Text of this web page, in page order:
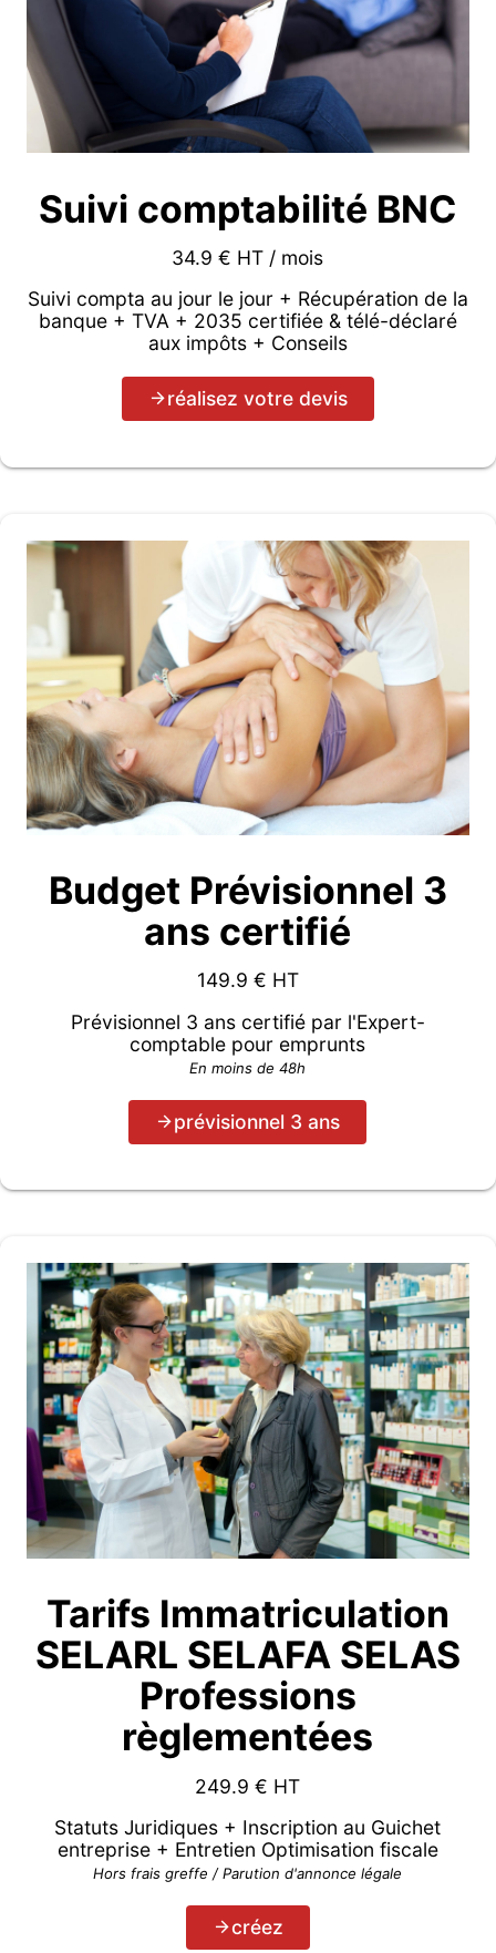
Suivi comptabilité BNC
34.9 € HT / mois
Suivi compta au jour le jour + Récupération de la
banque + TVA + 2035 certifiée & télé-déclaré
aux impôts + Conseils
réalisez votre devis
Budget Prévisionnel 3
ans certifié
149.9 € HT
Prévisionnel 3 ans certifié par l'Expert-
comptable pour emprunts
En moins de 48h
prévisionnel 3 ans
Tarifs Immatriculation
SELARL SELAFA SELAS
Professions
règlementées
249.9 € HT
Statuts Juridiques + Inscription au Guichet
entreprise + Entretien Optimisation fiscale
Hors frais greffe / Parution d'annonce légale
créez